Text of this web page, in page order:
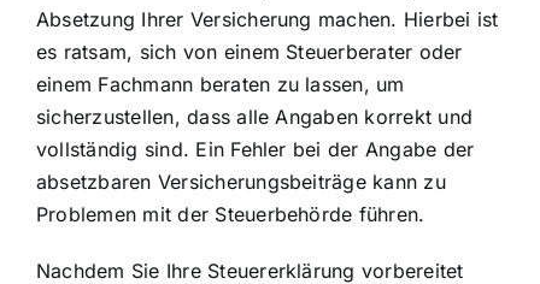
Absetzung Ihrer Versicherung machen. Hierbei ist
es ratsam, sich von einem Steuerberater oder
einem Fachmann beraten zu lassen, um
sicherzustellen, dass alle Angaben korrekt und
vollständig sind. Ein Fehler bei der Angabe der
absetzbaren Versicherungsbeiträge kann zu
Problemen mit der Steuerbehörde führen.
Nachdem Sie Ihre Steuererklärung vorbereitet